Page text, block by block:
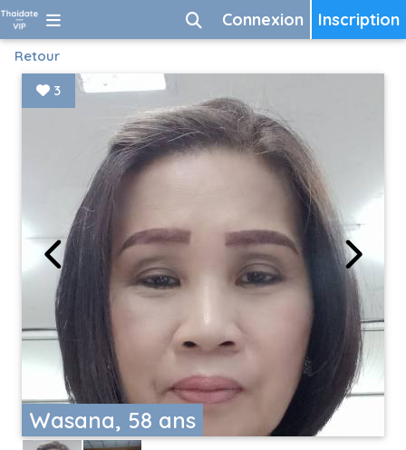
Inscription
Connexion
Retour
Wasana, 58 ans
3